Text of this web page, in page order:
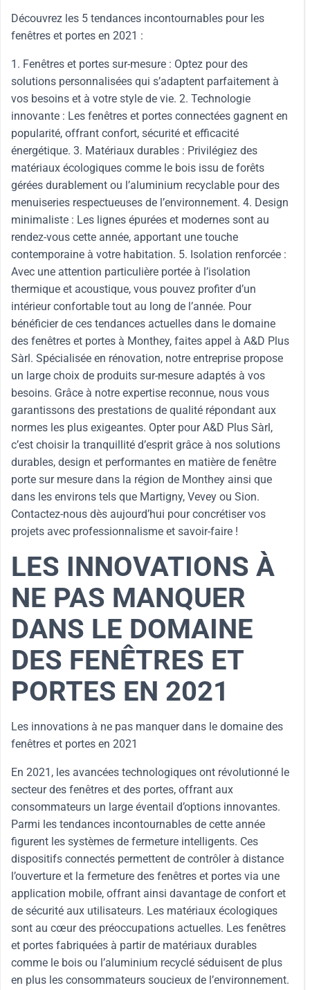
Découvrez les 5 tendances incontournables pour les
fenêtres et portes en 2021 :
1. Fenêtres et portes sur-mesure : Optez pour des
solutions personnalisées qui s’adaptent parfaitement à
vos besoins et à votre style de vie. 2. Technologie
innovante : Les fenêtres et portes connectées gagnent en
popularité, offrant confort, sécurité et efficacité
énergétique. 3. Matériaux durables : Privilégiez des
matériaux écologiques comme le bois issu de forêts
gérées durablement ou l’aluminium recyclable pour des
menuiseries respectueuses de l’environnement. 4. Design
minimaliste : Les lignes épurées et modernes sont au
rendez-vous cette année, apportant une touche
contemporaine à votre habitation. 5. Isolation renforcée :
Avec une attention particulière portée à l’isolation
thermique et acoustique, vous pouvez profiter d’un
intérieur confortable tout au long de l’année. Pour
bénéficier de ces tendances actuelles dans le domaine
des fenêtres et portes à Monthey, faites appel à A&D Plus
Sàrl. Spécialisée en rénovation, notre entreprise propose
un large choix de produits sur-mesure adaptés à vos
besoins. Grâce à notre expertise reconnue, nous vous
garantissons des prestations de qualité répondant aux
normes les plus exigeantes. Opter pour A&D Plus Sàrl,
c’est choisir la tranquillité d’esprit grâce à nos solutions
durables, design et performantes en matière de fenêtre
porte sur mesure dans la région de Monthey ainsi que
dans les environs tels que Martigny, Vevey ou Sion.
Contactez-nous dès aujourd’hui pour concrétiser vos
projets avec professionnalisme et savoir-faire !
LES INNOVATIONS À
NE PAS MANQUER
DANS LE DOMAINE
DES FENÊTRES ET
PORTES EN 2021
Les innovations à ne pas manquer dans le domaine des
fenêtres et portes en 2021
En 2021, les avancées technologiques ont révolutionné le
secteur des fenêtres et des portes, offrant aux
consommateurs un large éventail d’options innovantes.
Parmi les tendances incontournables de cette année
figurent les systèmes de fermeture intelligents. Ces
dispositifs connectés permettent de contrôler à distance
l’ouverture et la fermeture des fenêtres et portes via une
application mobile, offrant ainsi davantage de confort et
de sécurité aux utilisateurs. Les matériaux écologiques
sont au cœur des préoccupations actuelles. Les fenêtres
et portes fabriquées à partir de matériaux durables
comme le bois ou l’aluminium recyclé séduisent de plus
en plus les consommateurs soucieux de l’environnement.